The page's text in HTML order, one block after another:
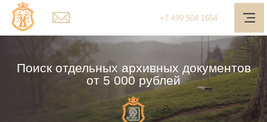
+7 499 504 1654
О компании
Наш подход
Медиа-центр
Поиск отдельных архивных документов
от 5 000 рублей